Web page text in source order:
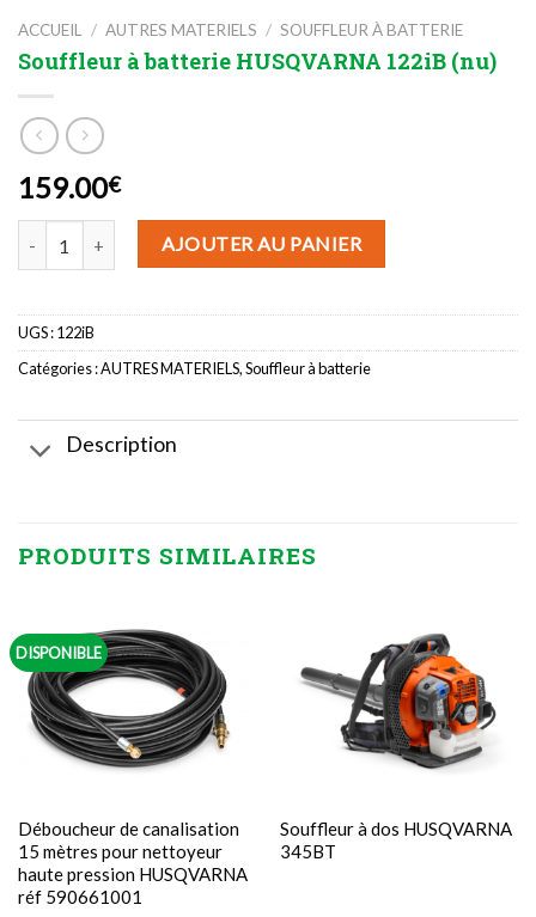
ACCUEIL / AUTRES MATERIELS / SOUFFLEUR À BATTERIE
Souffleur à batterie HUSQVARNA 122iB (nu)
159.00€
AJOUTER AU PANIER
UGS :122iB
Catégories :AUTRES MATERIELS,Souffleur à batterie
Description
PRODUITS SIMILAIRES
DISPONIBLE
Déboucheur de canalisation
15 mètres pour nettoyeur
haute pression HUSQVARNA
réf 590661001
Souffleur à dos HUSQVARNA
345BT